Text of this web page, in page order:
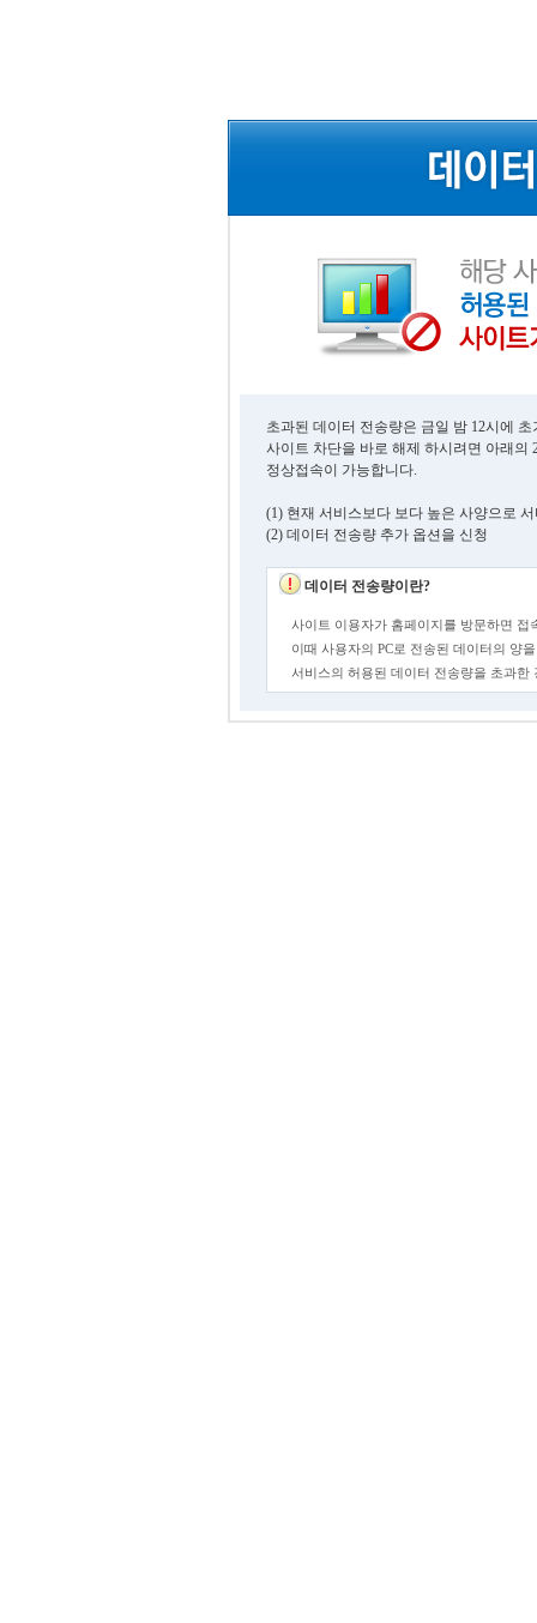
초과된 데이터 전송량은 금일 밤 12시에
사이트 차단을 바로 해제 하시려면 아래의
정상접속이 가능합니다.
(1) 현재 서비스보다 보다 높은 사양으로
(2) 데이터 전송량 추가 옵션을 신청
데이터 전송량이란?
사이트 이용자가 홈페이지를 방문하면 접
이때 사용자의 PC로 전송된 데이터의 양
서비스의 허용된 데이터 전송량을 초과